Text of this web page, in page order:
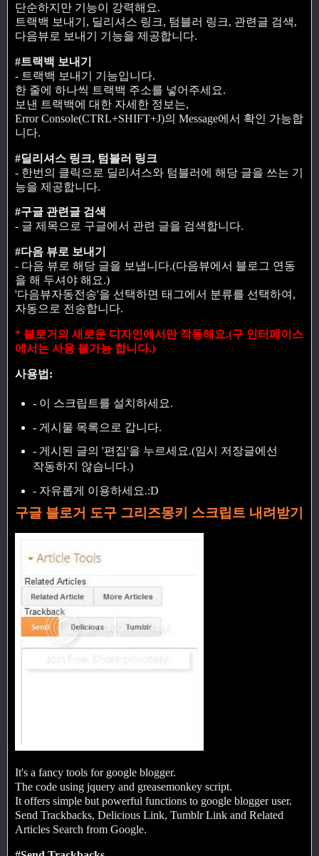
단순하지만 기능이 강력해요.
트랙백 보내기, 딜리셔스 링크, 텀블러 링크, 관련글 검색,
다음뷰로 보내기 기능을 제공합니다.
#트랙백 보내기
- 트랙백 보내기 기능입니다.
한 줄에 하나씩 트랙백 주소를 넣어주세요.
보낸 트랙백에 대한 자세한 정보는,
Error Console(CTRL+SHIFT+J)의 Message에서 확인 가능합
니다.
#딜리셔스 링크, 텀블러 링크
- 한번의 클릭으로 딜리셔스와 텀블러에 해당 글을 쓰는 기
능을 제공합니다.
#구글 관련글 검색
- 글 제목으로 구글에서 관련 글을 검색합니다.
#다음 뷰로 보내기
- 다음 뷰로 해당 글을 보냅니다.(다음뷰에서 블로그 연동
을 해 두셔야 해요.)
'다음뷰자동전송'을 선택하면 태그에서 분류를 선택하여,
자동으로 전송합니다.
* 블로거의 새로운 디자인에서만 작동해요.(구 인터페이스
에서는 사용 불가능 합니다.)
사용법:
- 이 스크립트를 설치하세요.
- 게시물 목록으로 갑니다.
- 게시된 글의 '편집'을 누르세요.(임시 저장글에선
작동하지 않습니다.)
- 자유롭게 이용하세요.:D
구글 블로거 도구 그리즈몽키 스크립트 내려받기
It's a fancy tools for google blogger.
The code using jquery and greasemonkey script.
It offers simple but powerful functions to google blogger user.
Send Trackbacks, Delicious Link, Tumblr Link and Related
Articles Search from Google.